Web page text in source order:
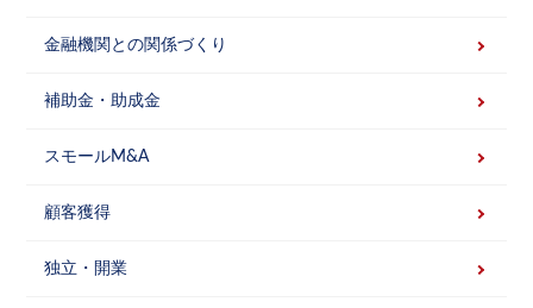
金融機関との関係づくり
補助金・助成金
スモールM&A
顧客獲得
独立・開業